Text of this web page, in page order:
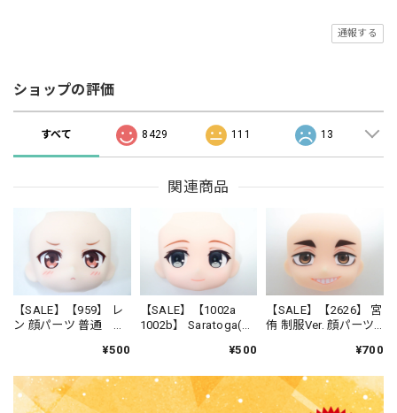
通報する
ショップの評価
すべて 8429 111 13
関連商品
【SALE】【959】 レ
ン 顔パーツ 普通 ね
¥500
【SALE】【1002a
1002b】 Saratoga(サ
ツ 横目顔 ねんどろ
¥500
【SALE】【2626】 宮
侑 制服Ver. 顔パーツ
¥700